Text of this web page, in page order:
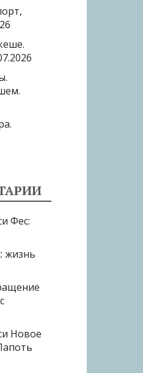
Фес:
жизнь
Новое